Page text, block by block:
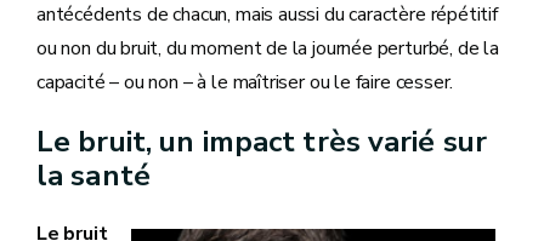
antécédents de chacun, mais aussi du caractère répétitif
ou non du bruit, du moment de la journée perturbé, de la
capacité – ou non – à le maîtriser ou le faire cesser.
Le bruit, un impact très varié sur
la santé
Le bruit